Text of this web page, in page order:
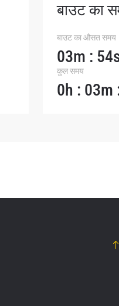
बाउट का
बाउट का औसत समय
03m :
कुल समय
0h : 03m